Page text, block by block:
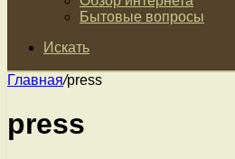
Бытовые вопросы
Искать
Главная/press
press